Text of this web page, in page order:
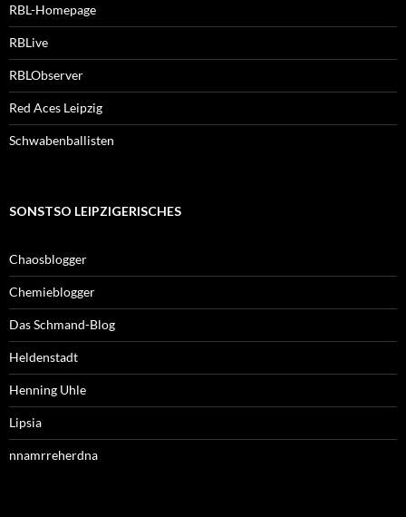
RBL-Homepage
RBLive
RBLObserver
Red Aces Leipzig
Schwabenballisten
SONSTSO LEIPZIGERISCHES
Chaosblogger
Chemieblogger
Das Schmand-Blog
Heldenstadt
Henning Uhle
Lipsia
nnamrreherdna